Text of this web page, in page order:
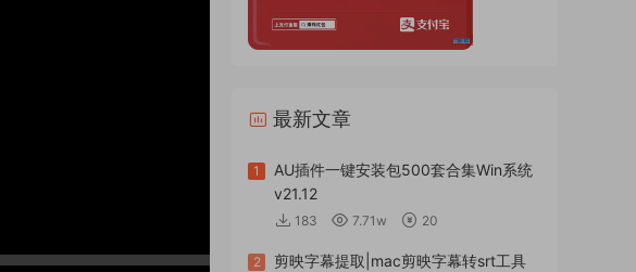
最新文章
1
AU插件一键安装包500套合集Win系统
v21.12
183 7.71w 20
2
剪映字幕提取|mac剪映字幕转srt工具